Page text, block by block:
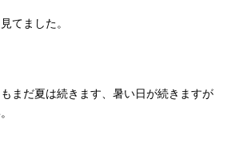
てました。
まだ夏は続きます、暑い日が続きますが